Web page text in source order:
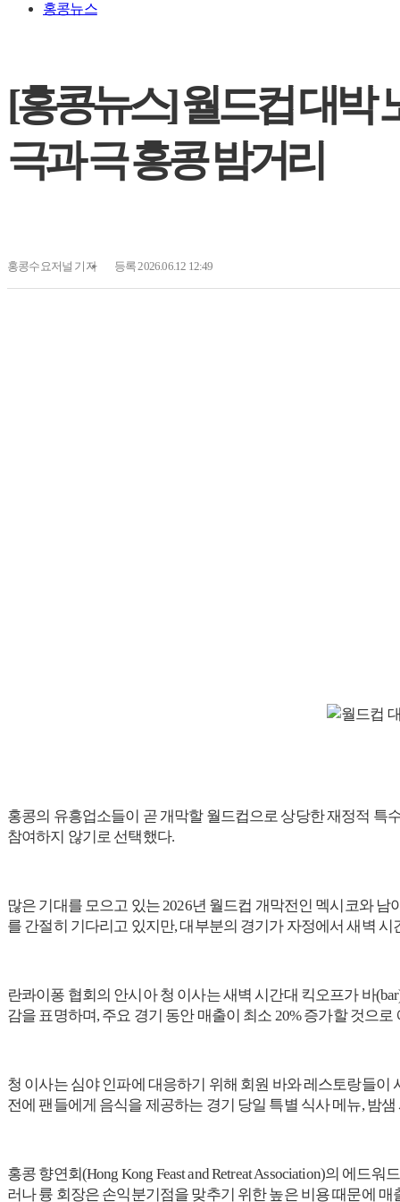
홍콩뉴스
[홍콩뉴스] 월드컵 대박
극과 극 홍콩 밤거리
홍콩수요저널 기자 등록 2026.06.12 12:49
홍콩의 유흥업소들이 곧 개막할 월드컵으로 상당한 재정적 특
참여하지 않기로 선택했다.
많은 기대를 모으고 있는 2026년 월드컵 개막전인 멕시코와
를 간절히 기다리고 있지만, 대부분의 경기가 자정에서 새벽
란콰이퐁 협회의 안시아 청 이사는 새벽 시간대 킥오프가 바
감을 표명하며, 주요 경기 동안 매출이 최소 20% 증가할 것으로
청 이사는 심야 인파에 대응하기 위해 회원 바와 레스토랑들
전에 팬들에게 음식을 제공하는 경기 당일 특별 식사 메뉴, 밤
홍콩 향연회(Hong Kong Feast and Retreat Association)의 에
러나 륭 회장은 손익분기점을 맞추기 위한 높은 비용 때문에